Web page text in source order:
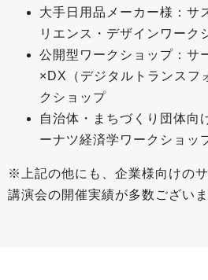
大手日用品メーカー様：サ
リエンス・デザインワーク
公開型ワークショップ：サ
×DX（デジタルトランスフ
クショップ
自治体・まちづくり団体向
ーナツ経済学ワークショッ
※上記の他にも、企業様向けの
講演会の開催実績が多数ございま